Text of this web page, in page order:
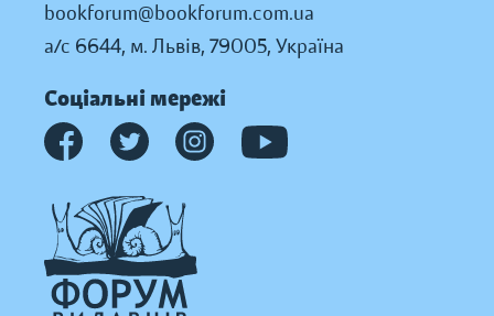
bookforum@bookforum.com.ua
а/с 6644, м. Львів, 79005, Україна
Соціальні мережі